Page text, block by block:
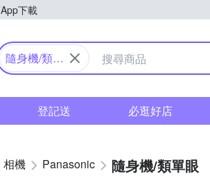
App下載
購物中心
隨身機/類單
登記送 必逛好店
相機 Panasonic 隨身機/類單眼